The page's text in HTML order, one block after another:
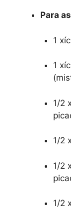
Para
1
1
1/2
1/2
1/2
1/2